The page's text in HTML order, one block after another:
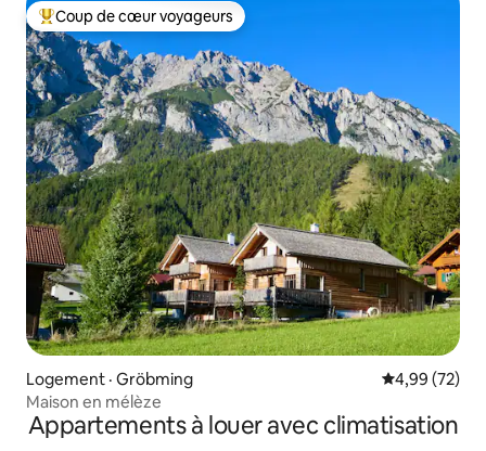
Coup de cœur voyageurs parmi les plus aimés
Coup de cœur voyageurs
Logement · Gröbming Note
4,99 (72)
Maison en mélèze
Appartements à louer avec climatisation